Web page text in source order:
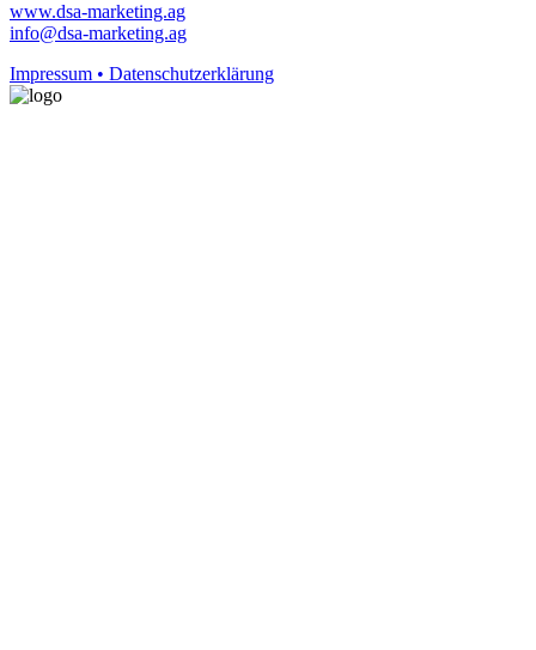
www.dsa-marketing.ag
info@dsa-marketing.ag
Impressum • Datenschutzerklärung